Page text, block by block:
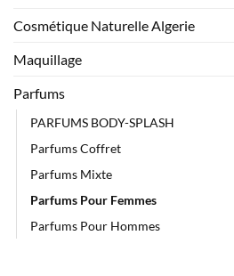
Cosmétique Naturelle Algerie
Maquillage
Parfums
PARFUMS BODY-SPLASH
Parfums Coffret
Parfums Mixte
Parfums Pour Femmes
Parfums Pour Hommes